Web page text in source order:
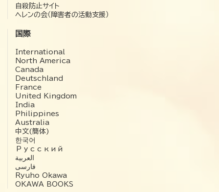
自殺防止サイト
ヘレンの会（障害者の活動支援）
国際
International
North America
Canada
Deutschland
France
United Kingdom
India
Philippines
Australia
中文(簡体)
한국어
Русский
العربية‏
فارسی
Ryuho Okawa
OKAWA BOOKS